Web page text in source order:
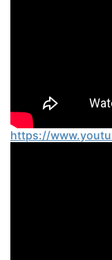
https://